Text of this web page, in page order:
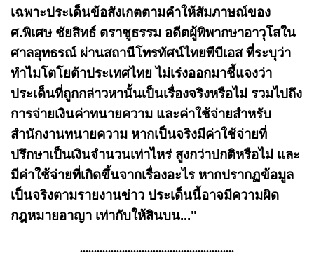
เฉพาะประเด็นข้อสังเกตตามคำให้สัมภาษณ์ของ
ศ.พิเศษ ชัยสิทธ์ ตราชูธรรม อดีตผู้พิพากษาอาวุโสใน
ศาลอุทธรณ์ ผ่านสถานีโทรทัศน์ไทยพีบีเอส ที่ระบุว่า
ทำไมโตโยต้าประเทศไทย ไม่เร่งออกมาชี้แจงว่า
ประเด็นที่ถูกกล่าวหานั้นเป็นเรื่องจริงหรือไม่ รวมไปถึง
การจ่ายเงินค่าทนายความ และค่าใช้จ่ายสำหรับ
สำนักงานทนายความ หากเป็นจริงมีค่าใช้จ่ายที่
ปรึกษาเป็นเงินจำนวนเท่าไหร่ สูงกว่าปกติหรือไม่ และ
มีค่าใช้จ่ายที่เกิดขึ้นจากเรื่องอะไร หากปรากฏข้อมูล
เป็นจริงตามรายงานข่าว ประเด็นนี้อาจมีความผิด
กฎหมายอาญา เท่ากับให้สินบน..."
.......................................................